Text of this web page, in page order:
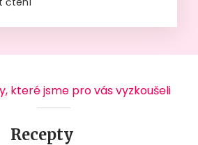
které jsme pro vás vyzkoušeli
Recepty